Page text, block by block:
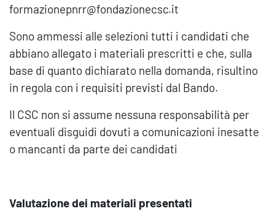
formazionepnrr@fondazionecsc.it
Sono ammessi alle selezioni tutti i candidati che
abbiano allegato i materiali prescritti e che, sulla
base di quanto dichiarato nella domanda, risultino
in regola con i requisiti previsti dal Bando.
Il CSC non si assume nessuna responsabilità per
eventuali disguidi dovuti a comunicazioni inesatte
o mancanti da parte dei candidati
Valutazione dei materiali presentati